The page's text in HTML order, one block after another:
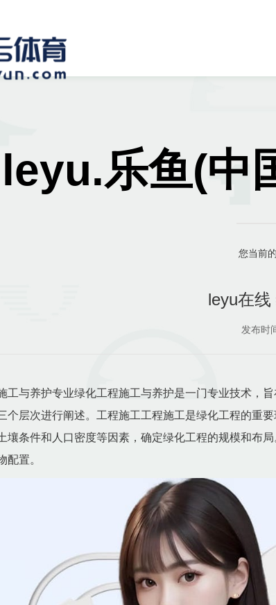
leyu.乐鱼(中
您当前
leyu在
发布时
工与养护专业绿化工程施工与养护是一门专业技术，
个层次进行阐述。工程施工工程施工是绿化工程的重
壤条件和人口密度等因素，确定绿化工程的规模和布
配置。